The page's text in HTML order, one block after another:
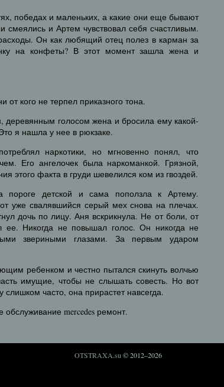
победах и маленьких, а какие они еще бывают
смеялись и Артем чувствовал себя счастливым.
Он как любящий отец полез в карман за
на конфеты? В этот момент зашла жена и
кого не терпел приказного тона.
голосом жена и бросила ему какой-
я нашла у нее в рюкзаке.
наркотики, но мгновенно понял, что
Его ангелочек была наркоманкой. Грязной,
этого факта в груди шевелился ком из гвоздей.
пороге детской и сама поползла к Артему.
уже свалявшийся серый мех снова на плечах.
дочь по лицу. Аня вскрикнула. Не от боли, от
ее. Никогда не повышал голос. Он никогда не
звериными глазами. За первым ударом
ребенком и честно пытался скинуть волчью
имущие, чтобы не слышать совесть. Но вот
часто, она прирастет навсегда.
обслуживание mercedes ремонт.
OTSTRAXA.su © 2012–2026